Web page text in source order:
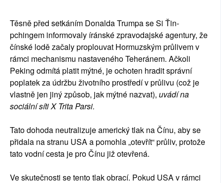
Těsně před setkáním Donalda Trumpa se Si Ťin-
pchingem informovaly íránské zpravodajské agentury, že
čínské lodě začaly proplouvat Hormuzským průlivem v
rámci mechanismu nastaveného Teheránem. Ačkoli
Peking odmítá platit mýtné, je ochoten hradit správní
poplatek za údržbu životního prostředí v průlivu (což je
vlastně jen jiný způsob, jak mýtné nazvat), uvádí na
sociální síti X Trita Parsi.
Tato dohoda neutralizuje americký tlak na Čínu, aby se
přidala na stranu USA a pomohla „otevřít“ průliv, protože
tato vodní cesta je pro Čínu již otevřená.
Ve skutečnosti se tento tlak obrací. Pokud USA v rámci